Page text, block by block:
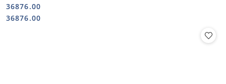
Cena:
36876.00
Cena:
36876.00